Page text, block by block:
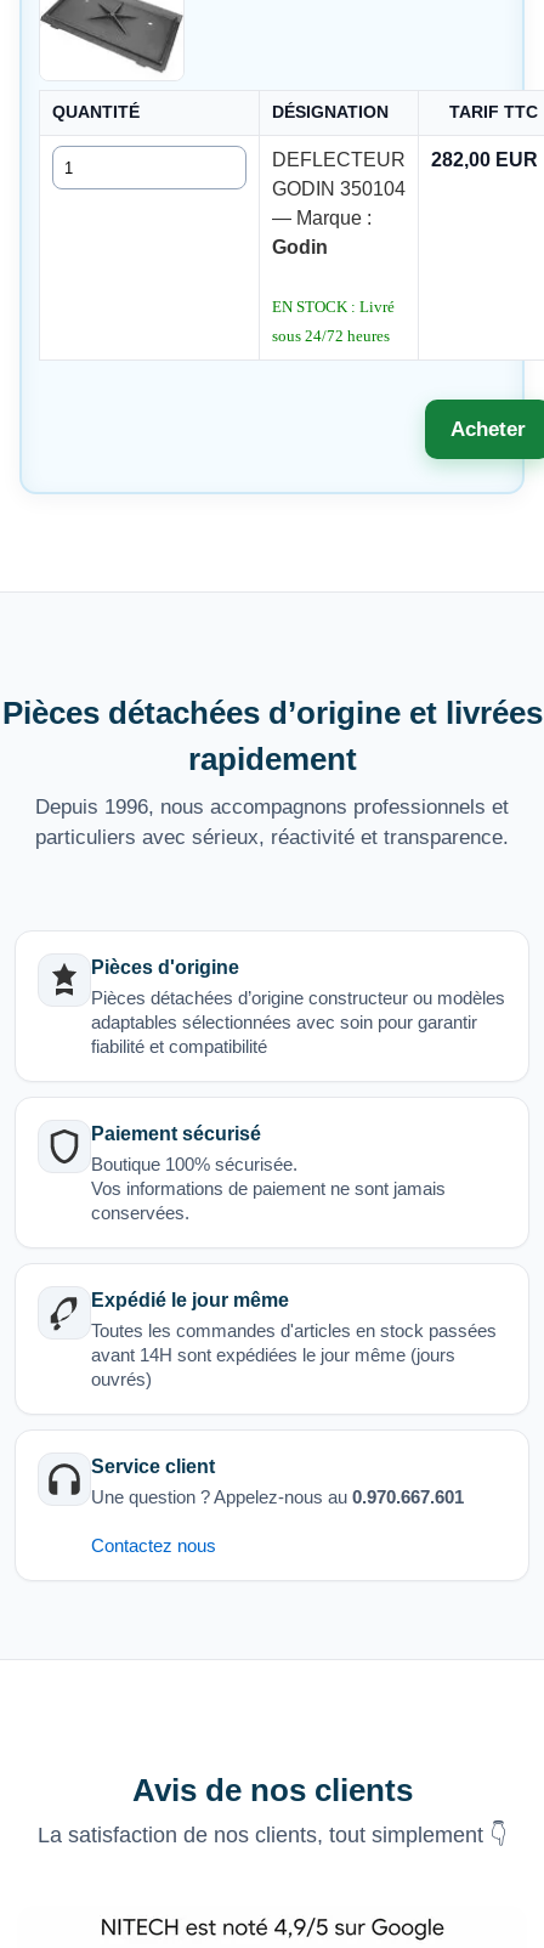
QUANTITÉ DÉSIGNATION TARIF TTC
Quantité
DEFLECTEUR
GODIN 350104
— Marque :
Godin
EN STOCK : Livré
sous 24/72 heures
282,00 EUR
Acheter
Pièces détachées d’origine et livrées
rapidement
Depuis 1996, nous accompagnons professionnels et
particuliers avec sérieux, réactivité et transparence.
Pièces d'origine
Pièces détachées d’origine constructeur ou modèles
adaptables sélectionnées avec soin pour garantir
fiabilité et compatibilité
Paiement sécurisé
Boutique 100% sécurisée.
Vos informations de paiement ne sont jamais
conservées.
Expédié le jour même
Toutes les commandes d'articles en stock passées
avant 14H sont expédiées le jour même (jours
ouvrés)
Service client
Une question ? Appelez-nous au 0.970.667.601
Contactez nous
Avis de nos clients
La satisfaction de nos clients, tout simplement 👇